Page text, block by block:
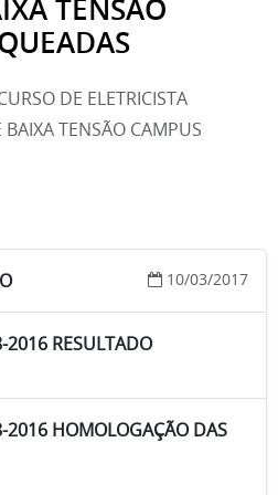
TENSÃO
DE ELETRICISTA
TENSÃO CAMPUS
10/03/2017
2016 RESULTADO
2016 HOMOLOGAÇÃO DAS